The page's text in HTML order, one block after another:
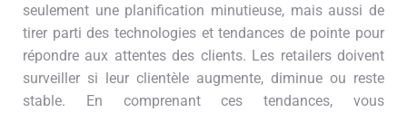
seulement une planification minutieuse, mais aussi de
tirer parti des technologies et tendances de pointe pour
répondre aux attentes des clients. Les retailers doivent
surveiller si leur clientèle augmente, diminue ou reste
stable. En comprenant ces tendances, vous